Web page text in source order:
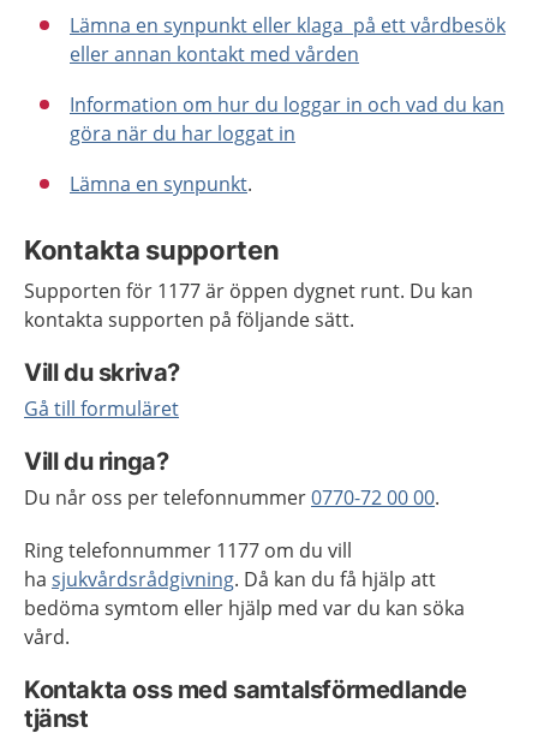
Lämna en synpunkt eller klaga på ett vårdbesök
eller annan kontakt med vården
Information om hur du loggar in och vad du kan
göra när du har loggat in
Lämna en synpunkt.
Kontakta supporten
Supporten för 1177 är öppen dygnet runt. Du kan
kontakta supporten på följande sätt.
Vill du skriva?
Gå till formuläret
Vill du ringa?
Du når oss per telefonnummer0770-72 00 00.
Ring telefonnummer 1177 om du vill
ha sjukvårdsrådgivning. Då kan du få hjälp att
bedöma symtom eller hjälp med var du kan söka
vård.
Kontakta oss med samtalsförmedlande
tjänst